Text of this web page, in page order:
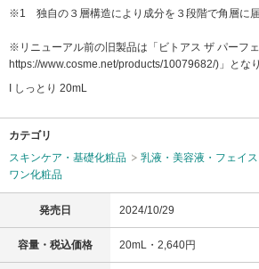
※1 独自の３層構造により成分を３段階で角層
※リニューアル前の旧製品は「ビトアス ザ パーフ
https://www.cosme.net/products/10079682/)」とな
I しっとり 20mL
カテゴリ
スキンケア・基礎化粧品
乳液・美容液・フェイ
ワン化粧品
発売日 2024/10/29
容量・税込価格 20mL・2,640円